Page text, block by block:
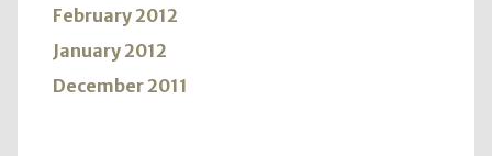
February 2012
January 2012
December 2011